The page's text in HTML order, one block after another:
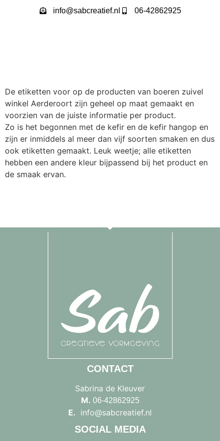
info@sabcreatief.nl 06-42862925
De etiketten voor op de producten van boeren zuivel
winkel Aerderoort zijn geheel op maat gemaakt en
voorzien van de juiste informatie per product.
Zo is het begonnen met de kefir en de kefir hangop en
zijn er inmiddels al meer dan vijf soorten smaken en dus
ook etiketten gemaakt. Leuk weetje; alle etiketten
hebben een andere kleur bijpassend bij het product en
de smaak ervan.
CONTACT
Sabrina de Kleuver
M. 06-42862925
E. info@sabcreatief.nl
SOCIAL MEDIA